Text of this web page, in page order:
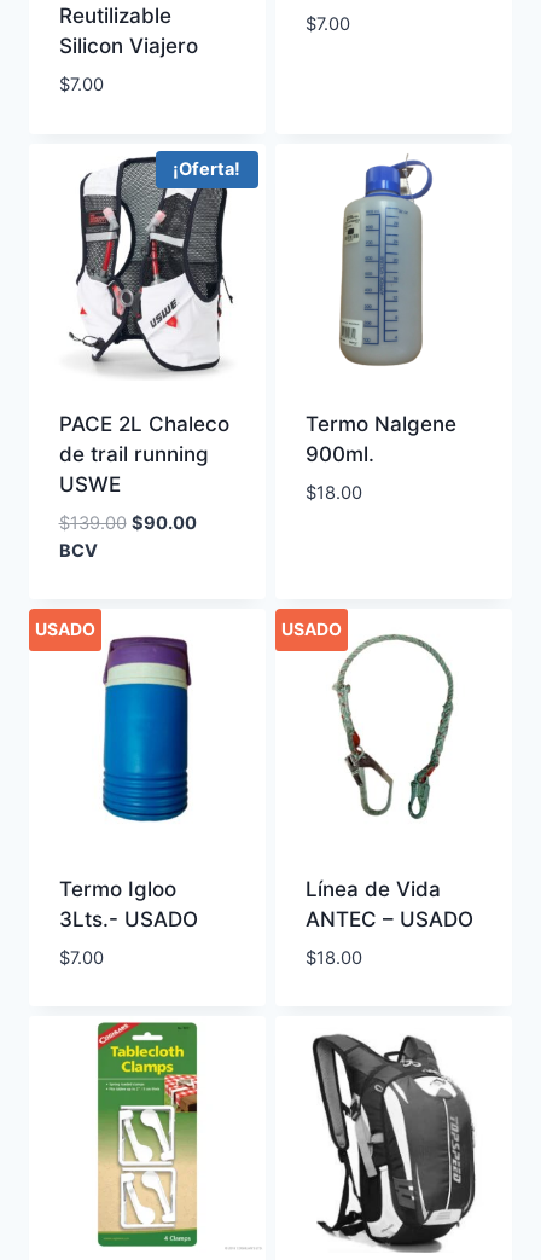
Reutilizable
Silicon Viajero
$7.00
$7.00
¡Oferta!
PACE 2L Chaleco
de trail running
USWE
$139.00 Original
$90.00Current
BCV
Termo Nalgene
900ml.
$18.00
USADO
Termo Igloo
3Lts.- USADO
$7.00
USADO
Línea de Vida
ANTEC – USADO
$18.00